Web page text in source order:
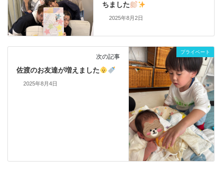
ちました
2025年8月2日
プライベート
次の記事
佐渡のお友達が増えました
2025年8月4日